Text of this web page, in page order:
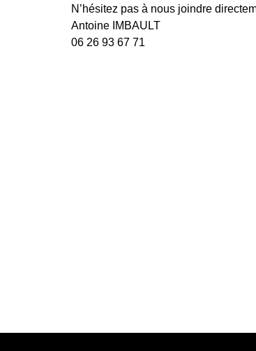
N’hésitez pas à nous joindre
Antoine IMBAULT
06 26 93 67 71